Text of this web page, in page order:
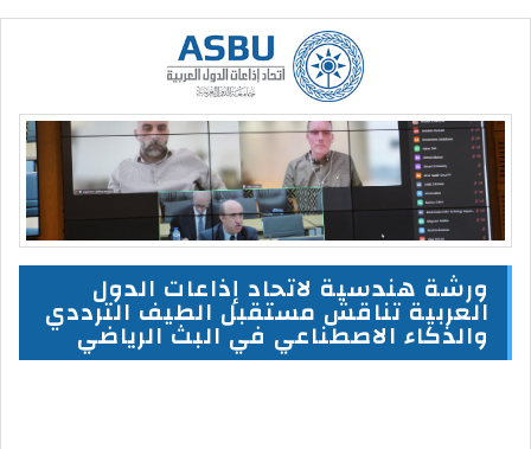
ورشة هندسية لاتحاد إذاعات الدول
العربية تناقش مستقبل الطيف الترددي
والذكاء الاصطناعي في البث الرياضي